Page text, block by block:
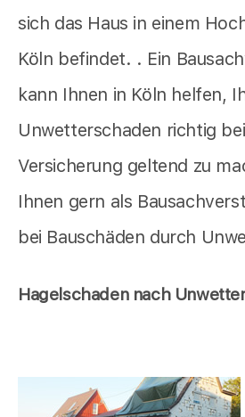
sich das Haus in einem
Köln befindet. . Ein
kann Ihnen in Köln helfen,
Unwetterschaden richtig
Versicherung geltend zu
Ihnen gern als
bei Bauschäden durch
Hagelschaden nach